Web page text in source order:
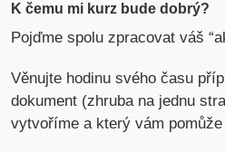
K čemu mi kurz bude dobrý?
Pojďme spolu zpracovat váš
Věnujte hodinu svého času
dokument (zhruba na jednu
vytvoříme a který vám